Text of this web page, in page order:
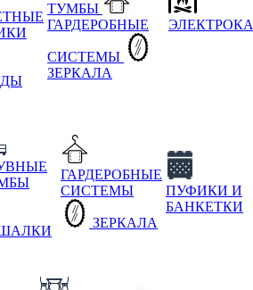
ТУМБЫ
ГАРДЕРОБНЫЕ
СИСТЕМЫ
ЗЕРКАЛА
ГАРДЕРОБНЫЕ
СИСТЕМЫ
ЗЕРКАЛА
ПУФИКИ И
БАНКЕТКИ